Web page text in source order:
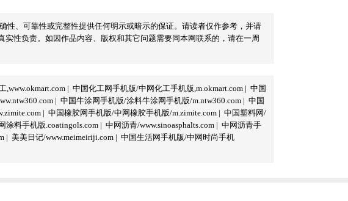
性、可靠性或完整性提供任何明示或暗示的保证。请读者仅作参考，并请
性负责。如因作品内容、版权和其它问题需要同本网联系的，请在一周
,www.okmart.com | 中国化工网手机版/中网化工手机版,m.okmart.com | 中国
| 中国牛涂网手机版/涂料牛涂网手机版/m.ntw360.com | 中国
| 中国橡胶网手机版/中网橡胶手机版/m.zimite.com | 中国塑料网/
涂料手机版.coatingols.com | 中网沥青/www.sinoasphalts.com | 中网沥青手
| 美美日记/www.meimeiriji.com | 中国生活网手机版/中网时尚手机